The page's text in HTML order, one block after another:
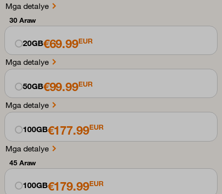
Mga detalye
30 Araw
20GB€69.99EUR
Mga detalye
50GB€99.99EUR
Mga detalye
100GB€177.99EUR
Mga detalye
45 Araw
100GB€179.99EUR